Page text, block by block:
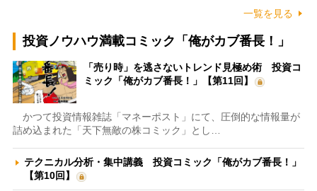
一覧を見る
投資ノウハウ満載コミック「俺がカブ番長！」
「売り時」を逃さないトレンド見極め術 投資コ
ミック「俺がカブ番長！」【第11回】
かつて投資情報雑誌「マネーポスト」にて、圧倒的な情報量が
詰め込まれた「天下無敵の株コミック」とし…
テクニカル分析・集中講義 投資コミック「俺がカブ番長！」
【第10回】